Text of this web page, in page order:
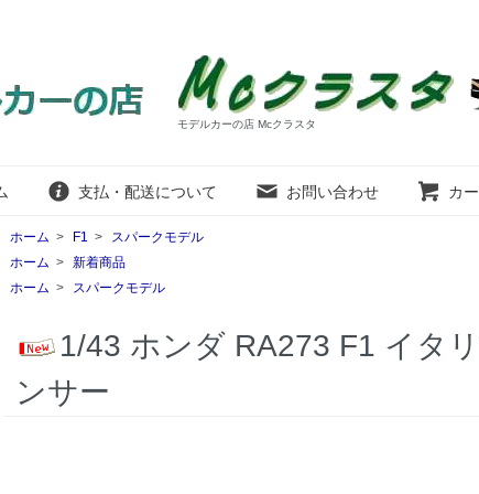
モデルカーの店 Mcクラスタ
支払・配送について お問い合わせ カ
ホーム > F1 >
スパークモデル
ホーム > 新着商品
ホーム > スパークモデル
1/43 ホンダ RA273 F1 イタ
ンサー